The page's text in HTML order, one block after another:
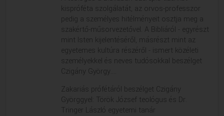
kispróféta szolgálatát, az orvos-professzor
pedig a személyes hitélményeit osztja meg a
szakértő-műsorvezetővel. A Bibliáról - egyrészt
mint Isten kijelentéséről, másrészt mint az
egyetemes kultúra részéről - ismert közéleti
személyekkel és neves tudósokkal beszélget
Czigány György....
Zakariás prófétáról beszélget Czigány
Györggyel: Török József teológus és Dr.
Tringer László egyetemi tanár